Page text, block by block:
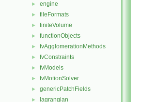
► engine
► fileFormats
► finiteVolume
► functionObjects
► fvAgglomerationMethods
► fvConstraints
► fvModels
► fvMotionSolver
► genericPatchFields
► lagrangian